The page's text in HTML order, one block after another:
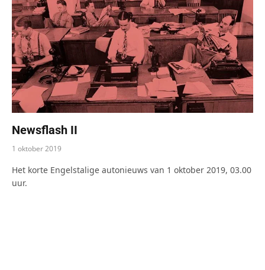
Newsflash II
1 oktober 2019
Het korte Engelstalige autonieuws van 1 oktober 2019, 03.00
uur.